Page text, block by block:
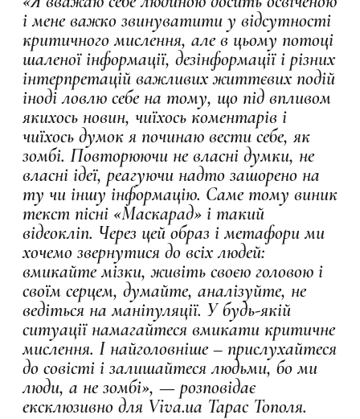
і мене важко звинуватити у відсутності
критичного мислення, але в цьому потоці
шаленої інформації, дезінформації і різних
інтерпретацій важливих життєвих подій
іноді ловлю себе на тому, що під впливом
якихось новин, чиїхось коментарів і
чиїхось думок я починаю вести себе, як
зомбі. Повторюючи не власні думки, не
власні ідеї, реагуючи надто зашорено на
ту чи іншу інформацію. Саме тому виник
текст пісні «Маскарад» і такий
відеокліп. Через цей образ і метафори ми
хочемо звернутися до всіх людей:
вмикайте мізки, живіть своєю головою і
своїм серцем, думайте, аналізуйте, не
ведіться на маніпуляції. У будь-якій
ситуації намагайтеся вмикати критичне
мислення. І найголовніше – прислухайтеся
до совісті і залишайтеся людьми, бо ми
люди, а не зомбі», — розповідає
ексклюзивно для Viva.ua Тарас Тополя.